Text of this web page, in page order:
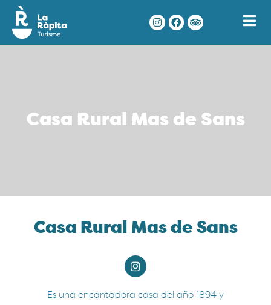
Casa Rural Mas de Sans
Casa Rural Mas de Sans
Es una encantadora casa del año 1894 y